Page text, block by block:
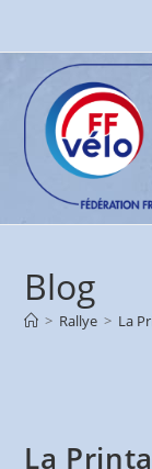
content
Blog
> Rallye > La
La